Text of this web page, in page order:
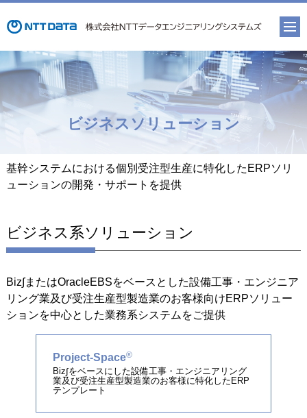
ビジネスソリューション
基幹システムにおける個別受注型生産に特化したERPソリ
ューションの開発・サポートを提供
ビジネス系ソリューション
Biz∫またはOracleEBSをベースとした設備工事・エンジニア
リング業及び受注生産型製造業のお客様向けERPソリュー
ションを中心とした業務系システムをご提供
Project-Space®
Biz∫をベースにした設備工事・エンジニアリング
業及び受注生産型製造業のお客様に特化したERP
テンプレート